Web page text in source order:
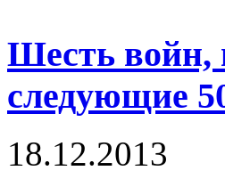
Шесть войн,
следующие
18.12.2013